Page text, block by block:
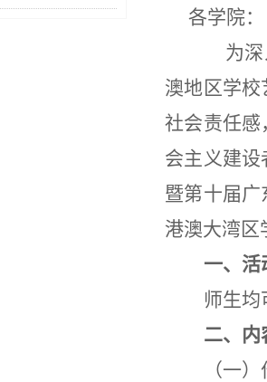
各学院：
为
澳地区学
社会责任感
会主义建
暨第十届
港澳大湾区
一、活
师生均
二、 内
（一